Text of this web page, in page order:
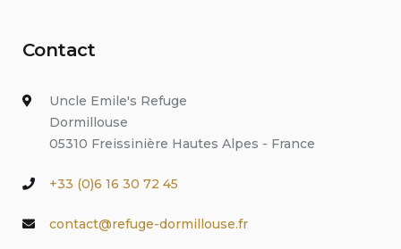
Contact
Uncle Emile's Refuge
Dormillouse
05310 Freissinière Hautes Alpes - France
+33 (0)6 16 30 72 45
contact@refuge-dormillouse.fr